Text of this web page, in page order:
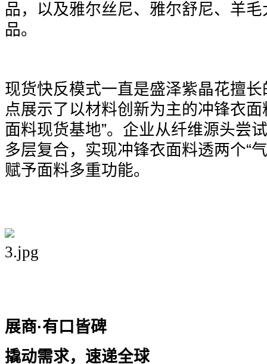
品，以及雅尔丝尼、雅尔舒尼、羊
品。
现货快反模式一直是盛泽紫晶花擅
点展示了以材料创新为主的冲锋衣
面料现货基地”。企业从纤维源头尝
多层复合，实现冲锋衣面料透两个
赋予面料多重功能。
展商·有口皆碑
撬动需求，速递全球